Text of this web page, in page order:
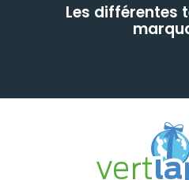
Les différentes